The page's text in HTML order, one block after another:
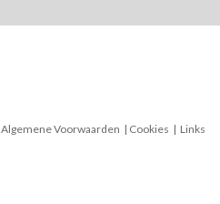
Algemene Voorwaarden | Cookies | Links